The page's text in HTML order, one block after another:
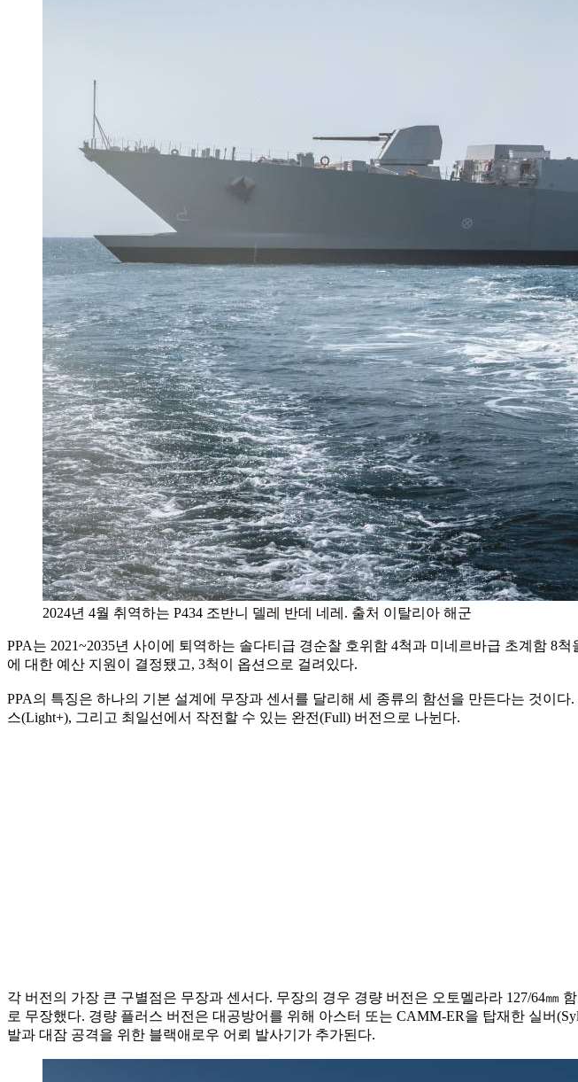
2024년 4월 취역하는 P434 조반니 델레 반데 네레. 출처 이탈리아 해군
PPA는 2021~2035년 사이에 퇴역하는 솔다티급 경순찰 호위함 4척과 미네르바급 초계함 8
에 대한 예산 지원이 결정됐고, 3척이 옵션으로 걸려있다.
PPA의 특징은 하나의 기본 설계에 무장과 센서를 달리해 세 종류의 함선을 만든다는 것이
스(Light+), 그리고 최일선에서 작전할 수 있는 완전(Full) 버전으로 나뉜다.
각 버전의 가장 큰 구별점은 무장과 센서다. 무장의 경우 경량 버전은 오토멜라라 127/64㎜
로 무장했다. 경량 플러스 버전은 대공방어를 위해 아스터 또는 CAMM-ER을 탑재한 실버
발과 대잠 공격을 위한 블랙애로우 어뢰 발사기가 추가된다.